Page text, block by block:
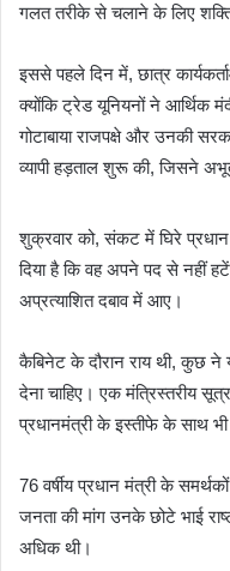
गलत तरीके से चलाने के लिए
इससे पहले दिन में, छात्र
क्योंकि ट्रेड यूनियनों ने आर्थिक
गोटाबाया राजपक्षे और उनकी
व्यापी हड़ताल शुरू की, जिसने
शुक्रवार को, संकट में घिरे प्रधान
दिया है कि वह अपने पद से नहीं
अप्रत्याशित दबाव में आए।
कैबिनेट के दौरान राय थी, कुछ ने
देना चाहिए। एक मंत्रिस्तरीय सूत्र
प्रधानमंत्री के इस्तीफे के साथ
76 वर्षीय प्रधान मंत्री के
जनता की मांग उनके छोटे भाई
अधिक थी।